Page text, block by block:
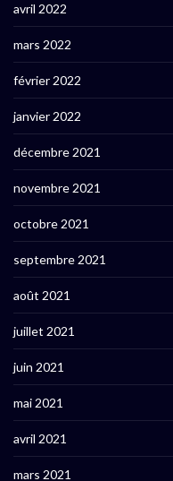
avril 2022
mars 2022
février 2022
janvier 2022
décembre 2021
novembre 2021
octobre 2021
septembre 2021
août 2021
juillet 2021
juin 2021
mai 2021
avril 2021
mars 2021